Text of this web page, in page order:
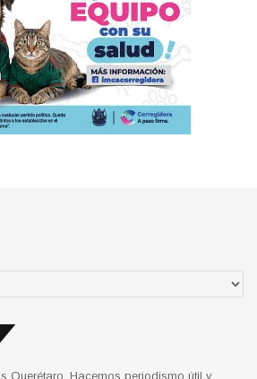
Querétaro. Hacemos periodismo útil y